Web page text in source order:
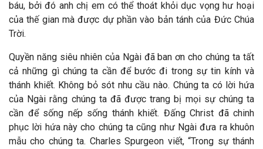
báu, bởi đó anh chị em có thể thoát khỏi dục vọng hư hoại
của thế gian mà được dự phần vào bản tánh của Đức Chúa
Trời.
Quyền năng siêu nhiên của Ngài đã ban ơn cho chúng ta tất
cả những gì chúng ta cần để bước đi trong sự tin kính và
thánh khiết. Không bỏ sót nhu cầu nào. Chúng ta có lời hứa
của Ngài rằng chúng ta đã được trang bị mọi sự chúng ta
cần để sống nếp sống thánh khiết. Đấng Christ đã chinh
phục lời hứa này cho chúng ta cũng như Ngài đưa ra khuôn
mẫu cho chúng ta. Charles Spurgeon viết, “Trong sự thánh